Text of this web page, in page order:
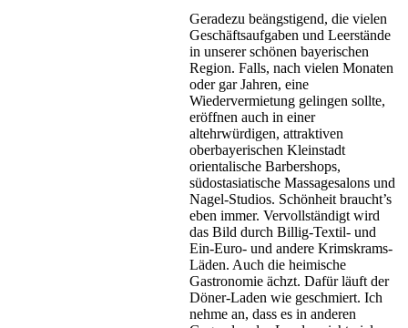
Geradezu beängstigend, die vielen
Geschäftsaufgaben und Leerstände
in unserer schönen bayerischen
Region. Falls, nach vielen Monaten
oder gar Jahren, eine
Wiedervermietung gelingen sollte,
eröffnen auch in einer
altehrwürdigen, attraktiven
oberbayerischen Kleinstadt
orientalische Barbershops,
südostasiatische Massagesalons und
Nagel-Studios. Schönheit braucht’s
eben immer. Vervollständigt wird
das Bild durch Billig-Textil- und
Ein-Euro- und andere Krimskrams-
Läden. Auch die heimische
Gastronomie ächzt. Dafür läuft der
Döner-Laden wie geschmiert. Ich
nehme an, dass es in anderen